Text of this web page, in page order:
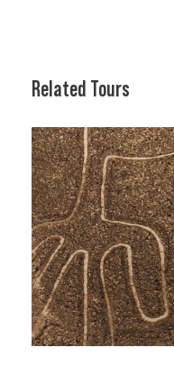
Related Tours